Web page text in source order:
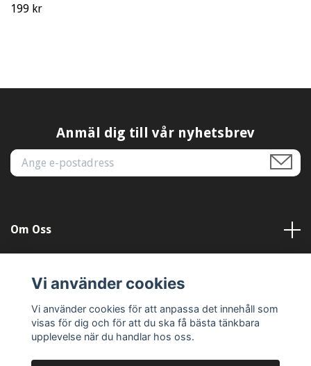
199 kr
Anmäl dig till vår nyhetsbrev
Om Oss
Läs mer
Vi använder cookies
Vi använder cookies för att anpassa det innehåll som
visas för dig och för att du ska få bästa tänkbara
upplevelse när du handlar hos oss.